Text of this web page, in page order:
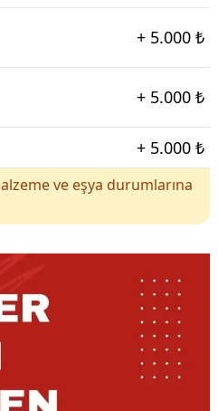
+ 5.000 ₺
+ 5.000 ₺
+ 5.000 ₺
ve eşya durumlarına